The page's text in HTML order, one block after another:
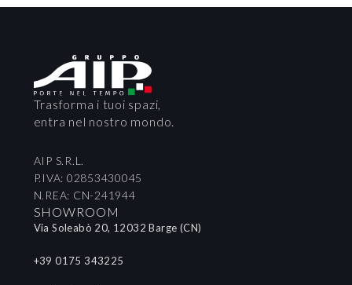
Trasforma i tuoi spazi,
entra nel nostro mondo.
AIP S.R.L.
P.IVA: 02853430045
N.REA: CN-241944
SHOWROOM
Via Soleabò 20, 12032 Barge (CN)
+39 0175 343225